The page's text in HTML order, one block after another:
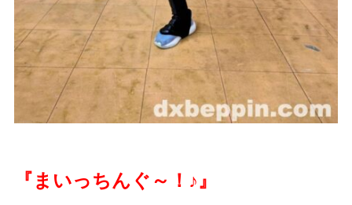
『まいっちんぐ～！ ♪』